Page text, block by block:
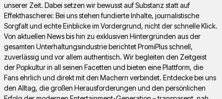
unserer Zeit. Dabei setzen wir bewusst auf Substanz statt auf
Effekthascherei: Bei uns stehen fundierte Inhalte, journalistische
Sorgfalt und echte Einblicke im Vordergrund, nicht der schnelle Klick.
Von aktuellen News bis hin zu exklusiven Hintergründen aus der
gesamten Unterhaltungsindustrie berichtet PromiPlus schnell,
zuverlässig und vor allem authentisch. Wir begleiten den Zeitgeist
der Popkultur in all seinen Facetten und bieten eine Plattform, die
Fans ehrlich und direkt mit den Machern verbindet. Entdecke bei uns
den Alltag, die großen Herausforderungen und den persönlichen